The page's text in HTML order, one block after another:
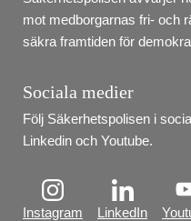
mot medborgarnas fri- och
säkra framtiden för
Sociala medier
Följ Säkerhetspolisen i
Linkedin och Youtube.
Instagram LinkedIn